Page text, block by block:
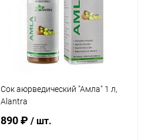
В избранное В наличии
Элемент каталога:
Сок аюрведический
&quot;Алоэ вера с
Сок аюрведический "Амла" 1 л,
Alantra
890 ₽ / шт.